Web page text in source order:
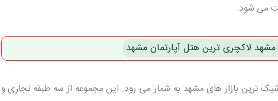
می شود.
لاکچری ترین هتل آپارتمان مشهد
ترین بازار های مشهد به شمار می رود. این مجموعه از سه طبقه تجاری و